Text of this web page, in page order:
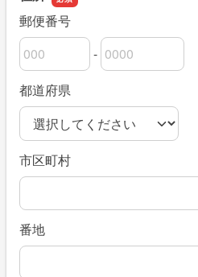
郵便番号
郵便番号の上3桁
-
郵便番号の下4桁
都道府県
市区町村
番地